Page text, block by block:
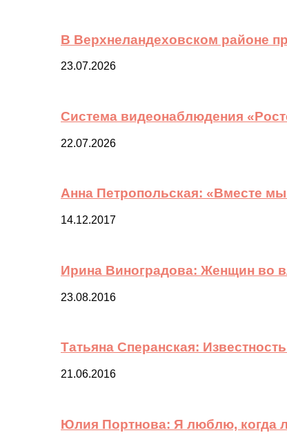
В Верхнеландеховском районе
23.07.2026
Система видеонаблюдения
22.07.2026
Анна Петропольская: «Вместе
14.12.2017
Ирина Виноградова: Женщин во
23.08.2016
Татьяна Сперанская:
21.06.2016
Юлия Портнова: Я люблю, когда